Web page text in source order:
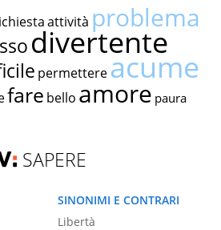
attività problema
divertente
permettereacume
fare bello amore paura
SAPERE
SINONIMI E CONTRARI
Libertà